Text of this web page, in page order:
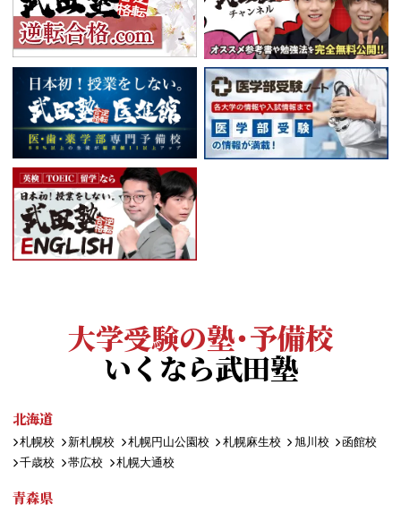
大学受験の塾・予備校
いくなら武田塾
北海道
札幌校 新札幌校 札幌円山公園校 札幌麻生校 旭川校
函館校
千歳校
帯広校 札幌大通校
青森県